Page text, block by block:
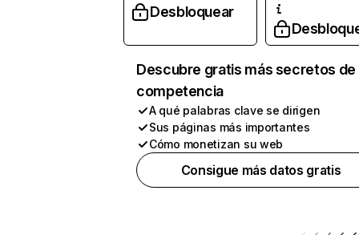
Desbloquear
Descubre gratis más secretos de
competencia
A qué palabras clave se dirigen
Sus páginas más importantes
Cómo monetizan su web
Consigue más datos gratis